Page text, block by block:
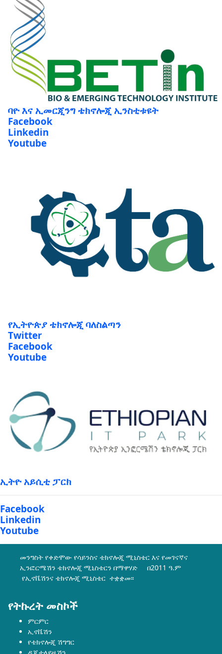
ባዮ እና ኢመርጂንግ ቴክኖሎጂ ኢንስቲቱዩት
Facebook
Linkedin
Youtube
የኢትዮጵያ ቴክኖሎጂ ባለስልጣን
Twitter
Facebook
Youtube
ኢትዮ አይሲቲ ፓርክ
Facebook
Linkedin
Youtube
መንግስት የቀድሞው የሳይንስና ቴክኖሎጂ ሚኒስቴር እና የመገናኛና
ኢንፎርሜሽን ቴክኖሎጂ ሚኒስቴርን በማዋሃድ በ2011 ዓ.ም
የኢኖቬሽንና ቴክኖሎጂ ሚኒስቴር ተቋቋመ፡፡
የትኩረት መስኮች
ምርምር
ኢኖቬሽን
የቴክኖሎጂ ሽግግር